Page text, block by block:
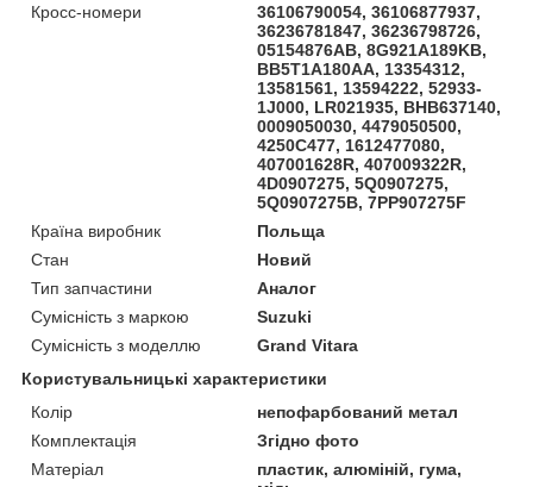
Кросс-номери
36106790054, 36106877937,
36236781847, 36236798726,
05154876AB, 8G921A189KB,
BB5T1A180AA, 13354312,
13581561, 13594222, 52933-
1J000, LR021935, BHB637140,
0009050030, 4479050500,
4250C477, 1612477080,
407001628R, 407009322R,
4D0907275, 5Q0907275,
5Q0907275B, 7PP907275F
Країна виробник
Польща
Стан
Новий
Тип запчастини
Аналог
Сумісність з маркою
Suzuki
Сумісність з моделлю
Grand Vitara
Користувальницькі характеристики
Колір
непофарбований метал
Комплектація
Згідно фото
Матеріал
пластик, алюміній, гума,